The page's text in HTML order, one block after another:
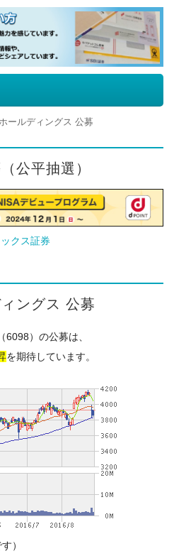
株）の買い方
ールディングス 公募
公平抽選）
クス証券
ングス 公募
6098）の公募は、
を期待しています。
）